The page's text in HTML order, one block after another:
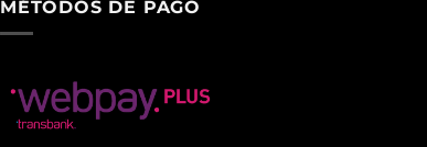
MÉTODOS DE PAGO